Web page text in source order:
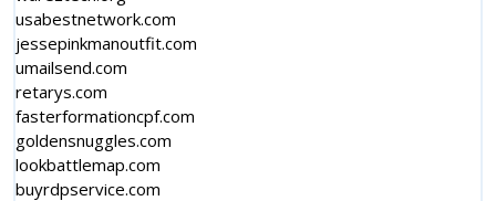
usabestnetwork.com
jessepinkmanoutfit.com
umailsend.com
retarys.com
fasterformationcpf.com
goldensnuggles.com
lookbattlemap.com
buyrdpservice.com